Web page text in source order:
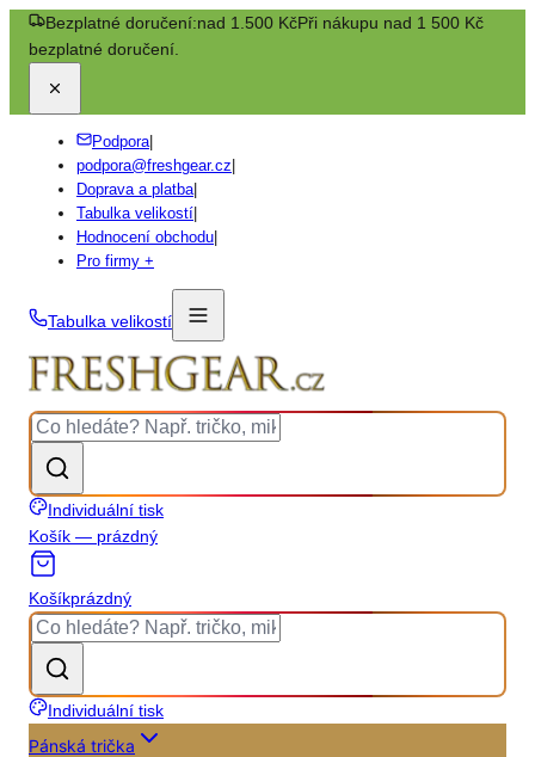
Bezplatné doručení:nad 1.500 KčPři nákupu nad 1 500 Kč
bezplatné doručení.
Podpora|
podpora@freshgear.cz
Doprava a platba|
Tabulka velikostí
Hodnocení obchodu
Pro firmy +
Tabulka velikostí
Individuální tisk
Košík — prázdný
Košíkprázdný
Individuální tisk
Pánská trička